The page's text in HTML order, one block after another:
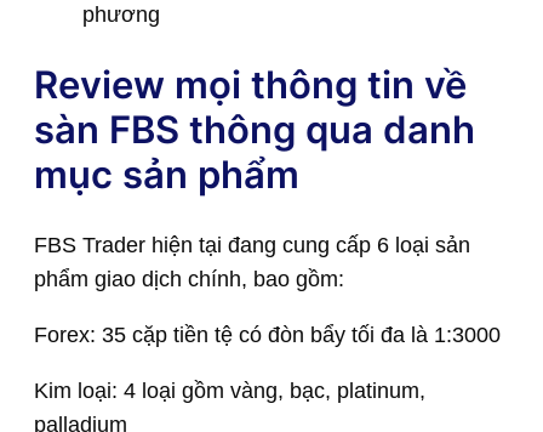
phương
Review mọi thông tin về
sàn FBS thông qua danh
mục sản phẩm
FBS Trader hiện tại đang cung cấp 6 loại sản
phẩm giao dịch chính, bao gồm:
Forex: 35 cặp tiền tệ có đòn bẩy tối đa là 1:3000
Kim loại: 4 loại gồm vàng, bạc, platinum,
palladium